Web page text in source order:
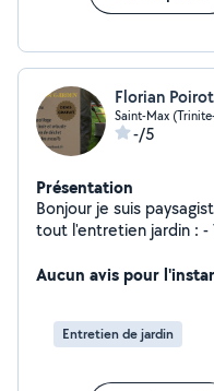
Florian
Saint-Max
-/5
Présentation
Bonjour je suis
tout l'entretien jardin : - Tonte -
Élagage - Évacuation
Aucun avis pour
Entretien de jardin